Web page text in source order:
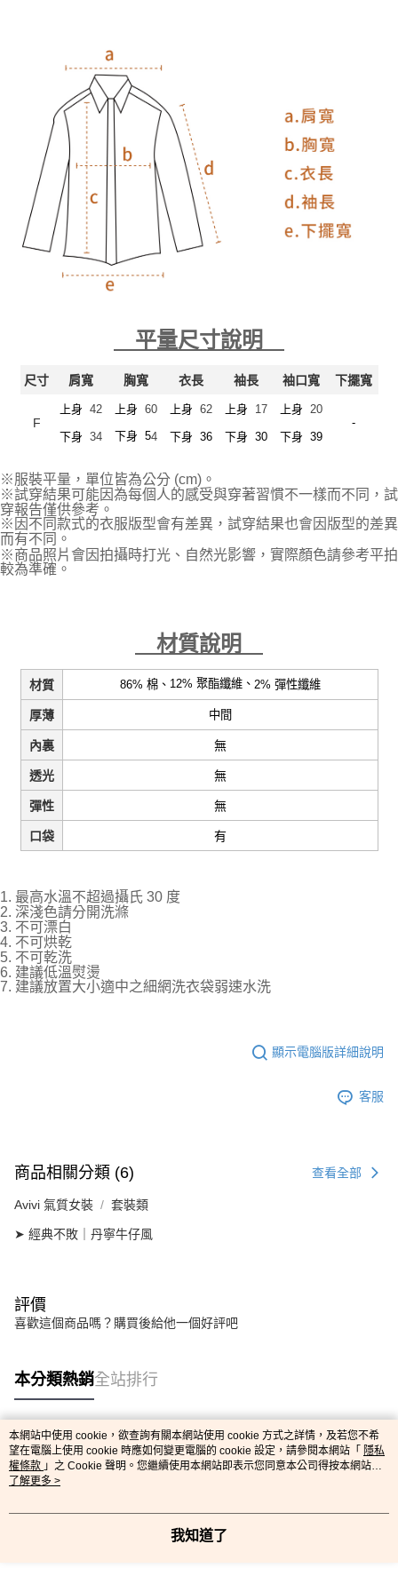
平量尺寸說明
尺寸 肩寬 胸寬 衣長 袖長 袖口寬 下擺寬
F
上身 42
下身 34
上身 60
下身 54
上身 62
下身 36
上身 17
下身 30
上身 20
下身 39
-
※服裝平量，單位皆為公分 (cm)。
※試穿結果可能因為每個人的感受與穿著習慣不一樣而不同，試
穿報告僅供參考。
※因不同款式的衣服版型會有差異，試穿結果也會因版型的差異
而有不同。
※商品照片會因拍攝時打光、自然光影響，實際顏色請參考平拍
較為準確。
材質說明
材質 86% 棉、 12% 聚酯纖維、 2% 彈性纖維
厚薄 中間
內裏 無
透光 無
彈性 無
口袋 有
1. 最高水溫不超過攝氏 30 度
2. 深淺色請分開洗滌
3. 不可漂白
4. 不可烘乾
5. 不可乾洗
6. 建議低溫熨燙
7. 建議放置大小適中之細網洗衣袋弱速水洗
顯示電腦版詳細說明
客服
商品相關分類 (6) 查看全部
Avivi 氣質女裝 套裝類
➤ 經典不敗｜丹寧牛仔風
評價
喜歡這個商品嗎？購買後給他一個好評吧
本分類熱銷全站排行
熱門標籤
本網站中使用 cookie，欲查詢有關本網站使用 cookie 方式之詳情，及若您不希
望在電腦上使用 cookie 時應如何變更電腦的 cookie 設定，請參閱本網站「 隱私
權條款 」之 Cookie 聲明。您繼續使用本網站即表示您同意本公司得按本網站使
用條款之 Cookie 聲明使用 cookie。
了解更多 >
我知道了